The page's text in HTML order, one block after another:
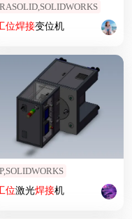
位焊接变位机
位激光焊接机